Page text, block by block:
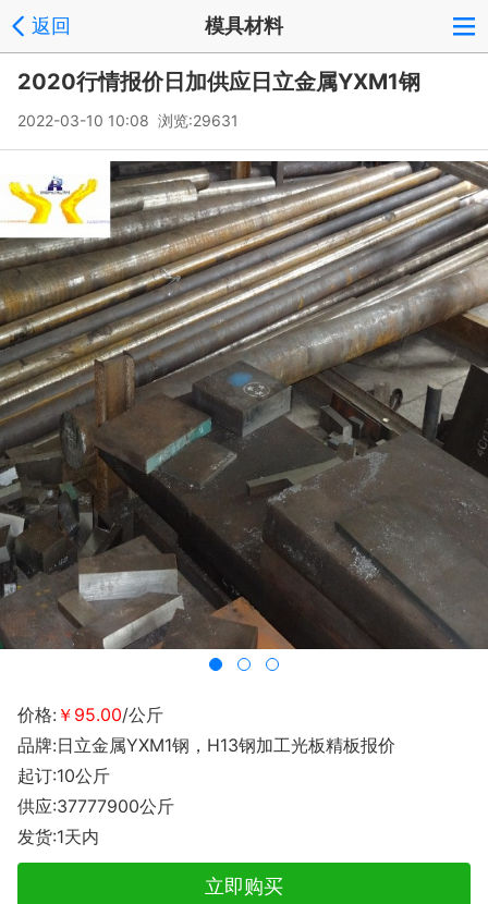
返回 模具材料
2020行情报价日加供应日立金属YXM1钢
2022-03-10 10:08 浏览:29631
价格: ￥95.00/公斤
品牌:日立金属YXM1钢，H13钢加工光板精板报价
起订:10公斤
供应:37777900公斤
发货:1天内
立即购买